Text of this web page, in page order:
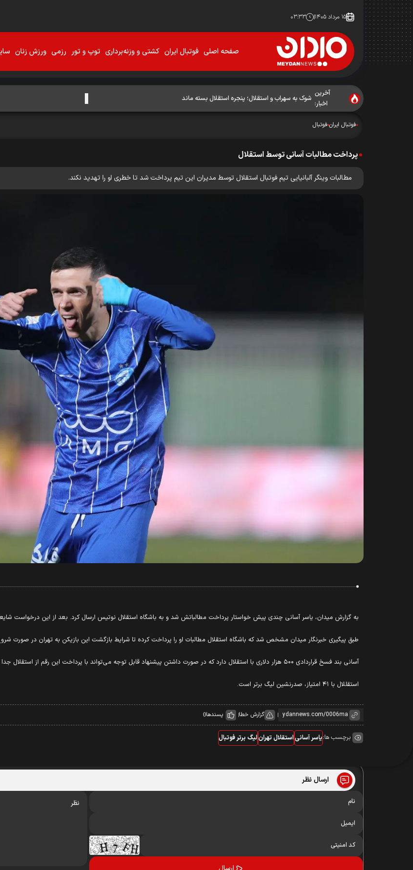
۱۵ مرداد ۱۴۰۵ ۰۳:۳۳
صفحه اصلی فوتبال ایران کشتی و وزنه‌برداری توپ و تور رزمی ورزش زنان
آخرین
اخبار:
شوک به سهراب و استقلال؛ پنجره استقلال بسته ماند
فوتبال ایران فوتبال
پرداخت مطالبات آسانی توسط استقلال
مطالبات وینگر آلبانیایی تیم فوتبال استقلال توسط مدیران این تیم پرداخت شد تا خطری او را تهدید نکند.
به گزارش میدان، یاسر آسانی چندی پیش خواستار پرداخت مطالباتش شد و به باشگاه استقلال نوتیس ارسال کرد. بعد از این درخواست
طبق پیگیری خبرنگار میدان مشخص شد که باشگاه استقلال مطالبات او را پرداخت کرده تا شرایط بازگشت این بازیکن به تهران در صورت
آسانی بند فسخ قراردادی ۵۰۰ هزار دلاری با استقلال دارد که در صورت داشتن پیشنهاد قابل توجه می‌تواند با پرداخت این رقم از استقلال جدا شود.
استقللال با ۴۱ امتیاز، صدرنشین لیگ برتر است.
گزارش خطا پسندها0
برچسب ها:یاسر آسانیاستقلال تهرانلیگ برتر فوتبال
ارسال نظر